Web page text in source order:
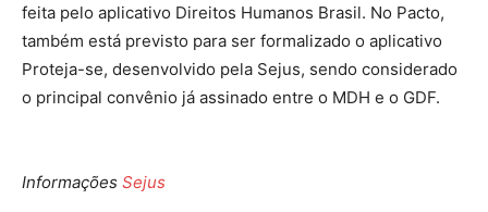
feita pelo aplicativo Direitos Humanos Brasil. No Pacto,
também está previsto para ser formalizado o aplicativo
Proteja-se, desenvolvido pela Sejus, sendo considerado
o principal convênio já assinado entre o MDH e o GDF.
Informações Sejus